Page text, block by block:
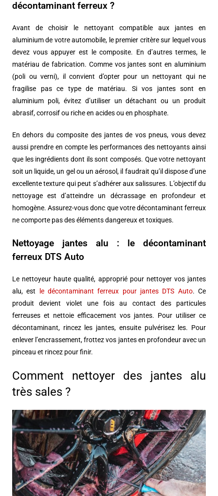
décontaminant ferreux ?
Avant de choisir le nettoyant compatible aux jantes en
aluminium de votre automobile, le premier critère sur lequel vous
devez vous appuyer est le composite. En d’autres termes, le
matériau de fabrication. Comme vos jantes sont en aluminium
(poli ou verni), il convient d’opter pour un nettoyant qui ne
fragilise pas ce type de matériau. Si vos jantes sont en
aluminium poli, évitez d’utiliser un détachant ou un produit
abrasif, corrosif ou riche en acides ou en phosphate.
En dehors du composite des jantes de vos pneus, vous devez
aussi prendre en compte les performances des nettoyants ainsi
que les ingrédients dont ils sont composés. Que votre nettoyant
soit un liquide, un gel ou un aérosol, il faudrait qu’il dispose d’une
excellente texture qui peut s’adhérer aux salissures. L’objectif du
nettoyage est d’atteindre un décrassage en profondeur et
homogène. Assurez-vous donc que votre décontaminant ferreux
ne comporte pas des éléments dangereux et toxiques.
Nettoyage jantes alu : le décontaminant
ferreux DTS Auto
Le nettoyeur haute qualité, approprié pour nettoyer vos jantes
alu, est
le décontaminant ferreux pour jantes DTS Auto. Ce
produit devient violet une fois au contact des particules
ferreuses et nettoie efficacement vos jantes. Pour utiliser ce
décontaminant, rincez les jantes, ensuite pulvérisez les. Pour
enlever l’encrassement, frottez vos jantes en profondeur avec un
pinceau et rincez pour finir.
Comment nettoyer des jantes alu
très sales ?